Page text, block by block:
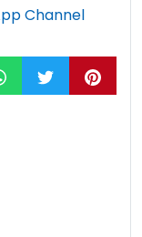
Channel